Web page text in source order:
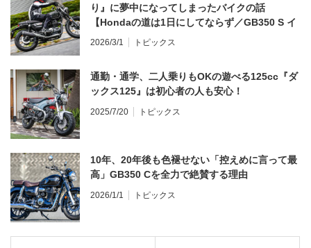
り』に夢中になってしまったバイクの話
【Hondaの道は1日にしてならず／GB350 S イ
ンプレ・レビュー 前編】
2026/3/1 トピックス
通勤・通学、二人乗りもOKの遊べる125cc『ダ
ックス125』は初心者の人も安心！
2025/7/20 トピックス
10年、20年後も色褪せない「控えめに言って最
高」GB350 Cを全力で絶賛する理由
2026/1/1 トピックス